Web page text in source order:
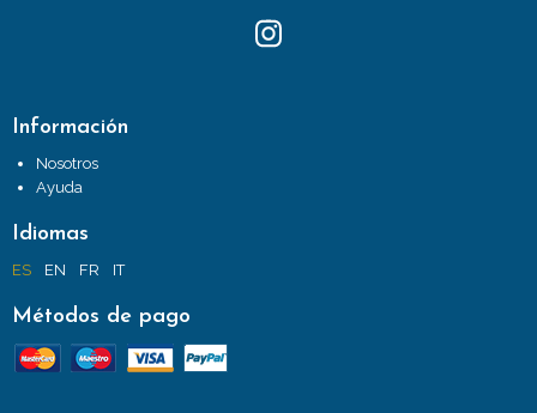
Información
Nosotros
Ayuda
Idiomas
ES EN FR IT
Métodos de pago